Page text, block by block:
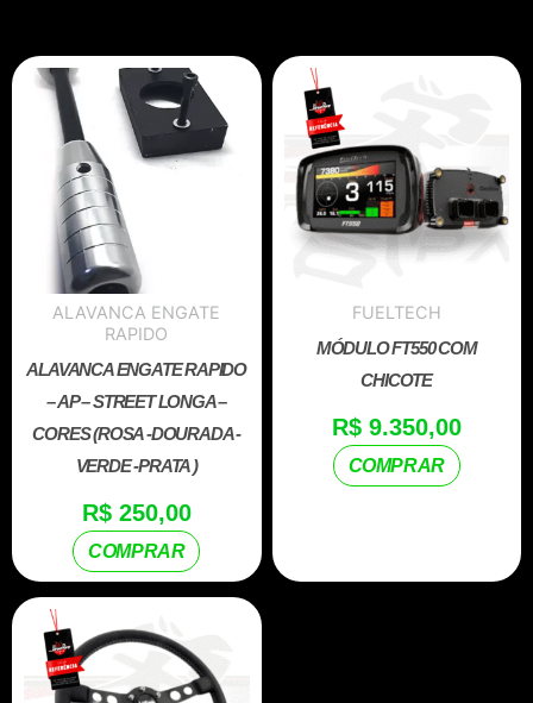
ALAVANCA ENGATE
RAPIDO
ALAVANCA ENGATE RAPIDO
– AP – STREET LONGA –
CORES (ROSA -DOURADA -
VERDE -PRATA )
R$250,00
COMPRAR
FUELTECH
MÓDULO FT550 COM
CHICOTE
R$9.350,00
COMPRAR